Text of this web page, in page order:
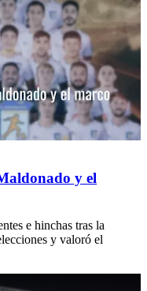
destacó el logro de
y el
e hinchas tras la
y valoró el